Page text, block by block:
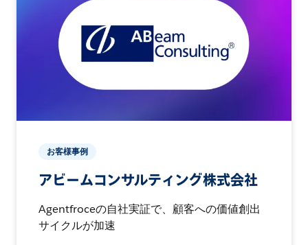
お客様事例
アビームコンサルティング株式会社
Agentfroceの自社実証で、顧客への価値創出
サイクルが加速